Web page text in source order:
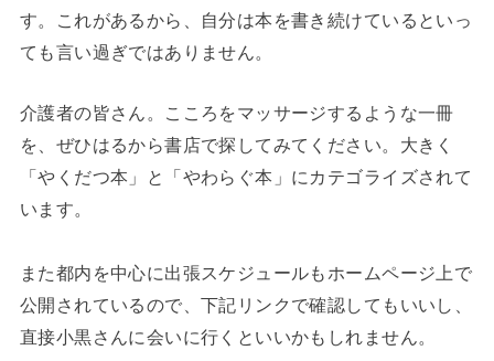
す。これがあるから、自分は本を書き続けているといっ
ても言い過ぎではありません。
介護者の皆さん。こころをマッサージするような一冊
を、ぜひはるから書店で探してみてください。大きく
「やくだつ本」と「やわらぐ本」にカテゴライズされて
います。
また都内を中心に出張スケジュールもホームページ上で
公開されているので、下記リンクで確認してもいいし、
直接小黒さんに会いに行くといいかもしれません。